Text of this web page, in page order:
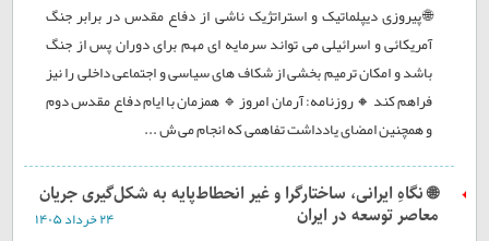
🌐پیروزی دیپلماتیک و استراتژیک ناشی از دفاع مقدس در برابر جنگ
آمریکائی و اسرائیلی می تواند سرمایه ای مهم برای دوران پس از جنگ
باشد و امکان ترمیم بخشی از شکاف های سیاسی و اجتماعی داخلی را نیز
فراهم کند 🔸 روزنامه: آرمان امروز 🔹 همزمان با ایام دفاع مقدس دوم
و همچنین امضای یادداشت تفاهمی که انجام می ش ...
🌐 نگاهِ ایرانی، ساختارگرا و غیر انحطاط‌پایه به شکل‌گیری جریان
معاصر توسعه در ایران ۲۴ خرداد ۱۴۰۵